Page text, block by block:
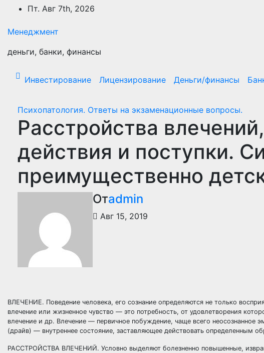
Перейти
содержимому
Пт. Авг 7th, 2026
Менеджмент
деньги, банки, финансы
Инвестирование Лицензирование Деньги/финансы
Психопатология. Ответы на экзаменационные вопросы.
Расстройства
действия и поступки.
преимущественно
Отadmin
Авг 15, 2019
ВЛЕЧЕНИЕ. Поведение человека, его сознание определяются не только
влечение или жизненное чувство — это потребность, от удовлетворения
влечение и др. Влечение — первичное побуждение, чаще всего неосознанное
(драйв) — внутреннее состояние, заставляющее действовать определенным
РАССТРОЙСТВА ВЛЕЧЕНИЙ. Условно выделяют болезненно повышенные,